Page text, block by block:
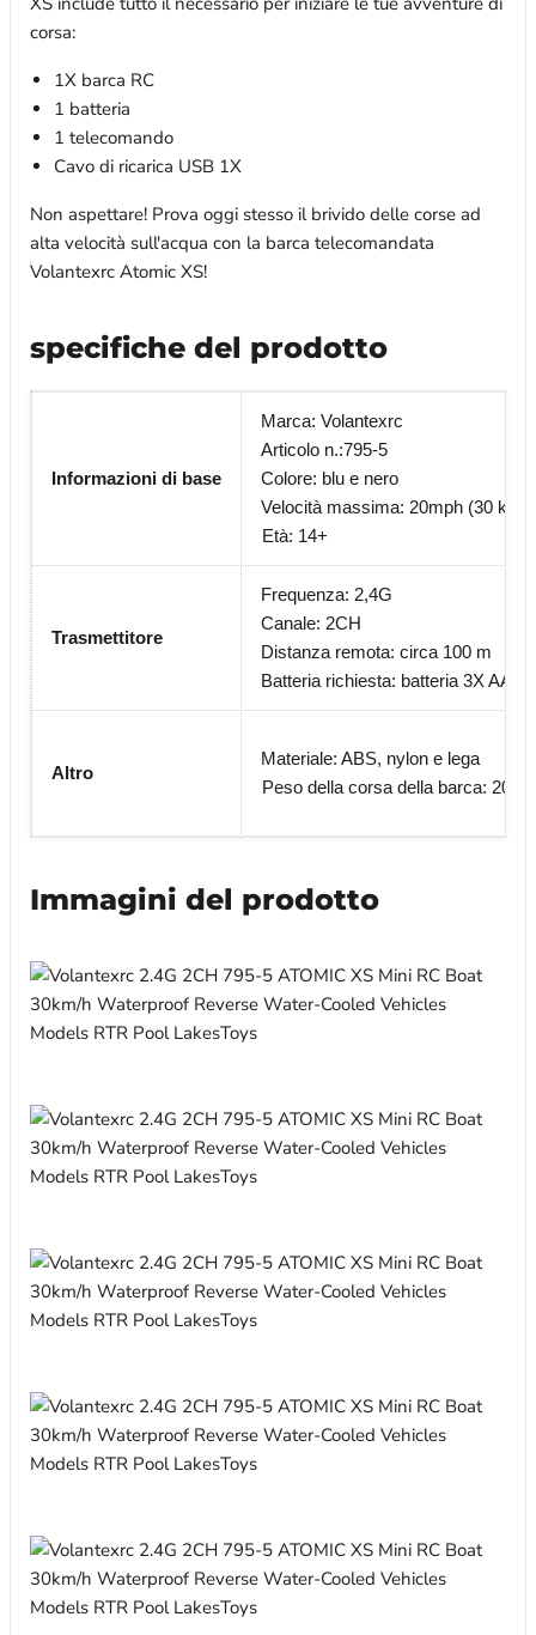
corsa:
1X barca RC
1 batteria
1 telecomando
Cavo di ricarica USB 1X
Non aspettare! Prova oggi stesso il brivido delle corse ad
alta velocità sull'acqua con la barca telecomandata
Volantexrc Atomic XS!
specifiche del prodotto
Informazioni di base
Marca: Volantexrc
Articolo n.:795-5
Colore: blu e nero
Velocità massima: 20mph (30 km/
Età: 14+
Trasmettitore
Frequenza: 2,4G
Canale: 2CH
Distanza remota: circa 100 m
Batteria richiesta: batteria 3X AA
Altro
Materiale: ABS, nylon e lega
Peso della corsa della barca: 208 g
Immagini del prodotto